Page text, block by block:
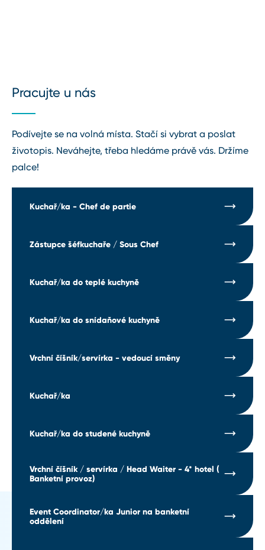
Pracujte u nás
Podívejte se na volná místa. Stačí si vybrat a poslat
životopis. Neváhejte, třeba hledáme právě vás. Držíme
palce!
Kuchař/ka - Chef de partie
Zástupce šéfkuchaře / Sous Chef
Kuchař/ka do teplé kuchyně
Kuchař/ka do snídaňové kuchyně
Vrchní číšník/servírka - vedoucí směny
Kuchař/ka
Kuchař/ka do studené kuchyně
Vrchní číšník / servírka / Head Waiter - 4* hotel (
Banketní provoz)
Event Coordinator/ka Junior na banketní
oddělení